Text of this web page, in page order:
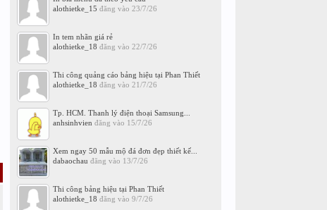
alothietke_15 đăng vào 23/7/26
In tem nhãn giá rẻ
alothietke_18 đăng vào 22/7/26
Thi công quảng cáo bảng hiệu tại Phan Thiết
alothietke_18 đăng vào 21/7/26
Tp. HCM. Thanh lý điện thoại Samsung...
anhsinhvien đăng vào 15/7/26
Xem ngay 50 mẫu mộ đá đơn đẹp thiết kế...
dabaochau đăng vào 13/7/26
Thi công bảng hiệu tại Phan Thiết
alothietke_18 đăng vào 9/7/26